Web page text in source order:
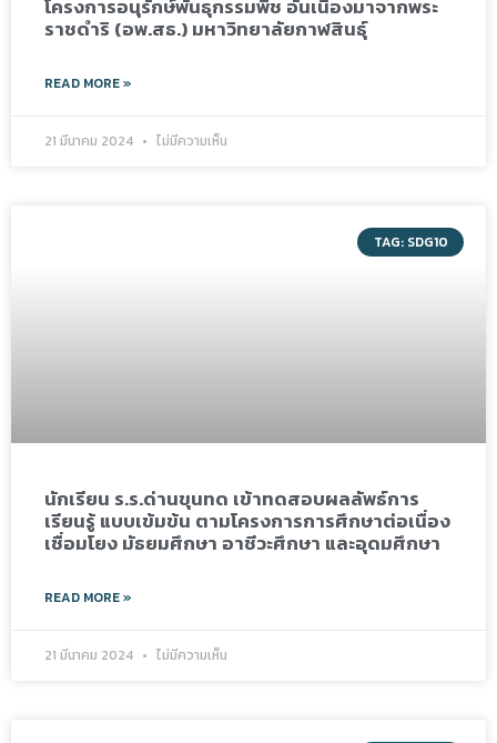
โครงการอนุรักษ์พันธุกรรมพืช อันเนื่องมาจากพระ
ราชดำริ (อพ.สธ.) มหาวิทยาลัยกาฬสินธุ์
READ MORE »
21 มีนาคม 2024 ไม่มีความเห็น
TAG: SDG10
นักเรียน ร.ร.ด่านขุนทด เข้าทดสอบผลลัพธ์การ
เรียนรู้ แบบเข้มข้น ตามโครงการการศึกษาต่อเนื่อง
เชื่อมโยง มัธยมศึกษา อาชีวะศึกษา และอุดมศึกษา
READ MORE »
21 มีนาคม 2024 ไม่มีความเห็น